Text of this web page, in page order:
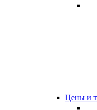
Цены и